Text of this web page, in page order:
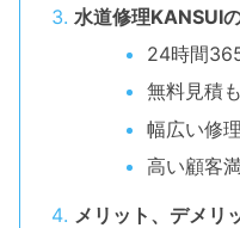
水道修理KANSUI
24時間
無料見積
幅広い修
高い顧客
メリット、デメリ